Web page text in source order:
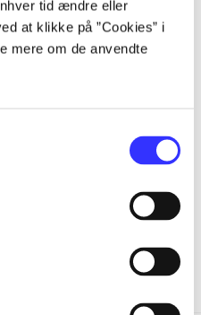
tid ændre eller
at klikke på ”Cookies” i
mere om de anvendte